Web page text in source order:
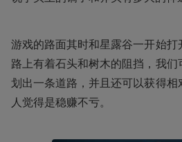
游戏的路面其时和星露谷一开始
路上有着石头和树木的阻挡，我
划出一条道路，并且还可以获得
人觉得是稳赚不亏。